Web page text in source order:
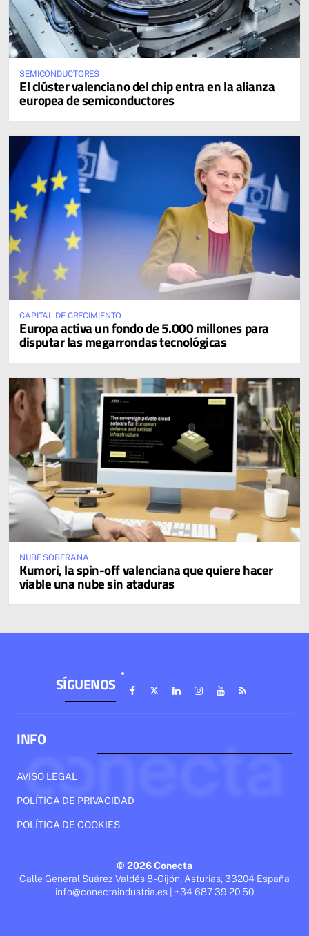
SEMICONDUCTORES
El clúster valenciano del chip entra en la alianza
europea de semiconductores
CAPITAL DE CRECIMIENTO
Europa activa un fondo de 5.000 millones para
disputar las megarrondas tecnológicas
NUBE SOBERANA
Kumori, la spin-off valenciana que quiere hacer
viable una nube sin ataduras
SÍGUENOS
INFO
AVISO LEGAL
POLÍTICA DE PRIVACIDAD
POLÍTICA DE COOKIES
© 2026 Conecta
Calle General Suárez Valdés 8 - Gijón, Asturias, 33204 España
info@conectaindustria.es | +34 687 39 20 50